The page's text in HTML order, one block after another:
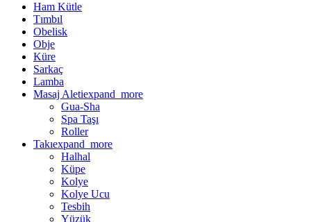
Ham Kütle
Tımbıl
Obelisk
Obje
Küre
Sarkaç
Lamba
Masaj Aletiexpand_more
Gua-Sha
Spa Taşı
Roller
Takıexpand_more
Halhal
Küpe
Kolye
Kolye Ucu
Tesbih
Yüzük